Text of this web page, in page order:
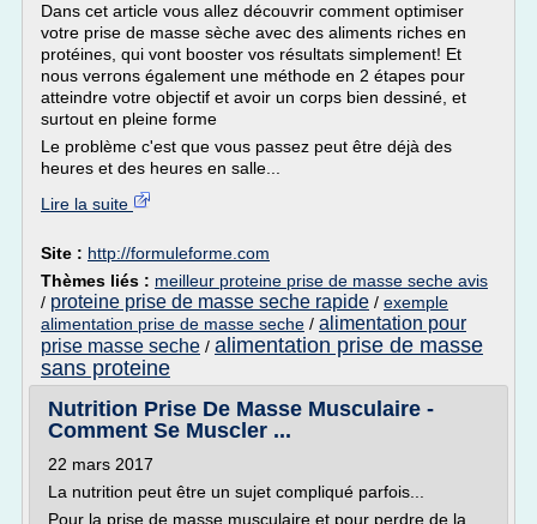
Dans cet article vous allez découvrir comment optimiser
votre prise de masse sèche avec des aliments riches en
protéines, qui vont booster vos résultats simplement! Et
nous verrons également une méthode en 2 étapes pour
atteindre votre objectif et avoir un corps bien dessiné, et
surtout en pleine forme
Le problème c'est que vous passez peut être déjà des
heures et des heures en salle...
Lire la suite
Site : http://formuleforme.com
Thèmes liés : meilleur proteine prise de masse seche avis
/ proteine prise de masse seche rapide / exemple
alimentation prise de masse seche / alimentation pour
prise masse seche / alimentation prise de masse
sans proteine
Nutrition Prise De Masse Musculaire -
Comment Se Muscler ...
22 mars 2017
La nutrition peut être un sujet compliqué parfois...
Pour la prise de masse musculaire et pour perdre de la